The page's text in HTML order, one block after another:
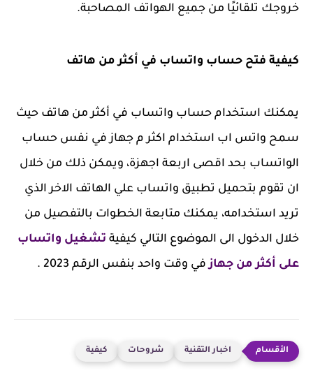
خروجك تلقائيًا من جميع الهواتف المصاحبة.
كيفية فتح حساب واتساب في أكثر من هاتف
يمكنك استخدام حساب واتساب في أكثر من هاتف حيث
سمح واتس اب استخدام اكثر م جهاز في نفس حساب
الواتساب بحد اقصى اربعة اجهزة، ويمكن ذلك من خلال
ان تقوم بتحميل تطبيق واتساب علي الهاتف الاخر الذي
تريد استخدامه، يمكنك متابعة الخطوات بالتفصيل من
خلال الدخول الى الموضوع التالي كيفية تشغيل واتساب
على أكثر من جهازفي وقت واحد بنفس الرقم 2023 .
اخبار التقنية شروحات كيفية